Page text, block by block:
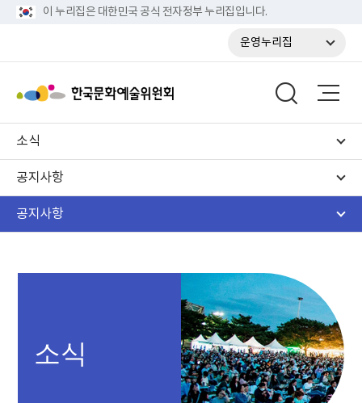
이 누리집은 대한민국 공식 전자정부 누리집입니다.
운영누리집
소식
공지사항
공지사항
소식